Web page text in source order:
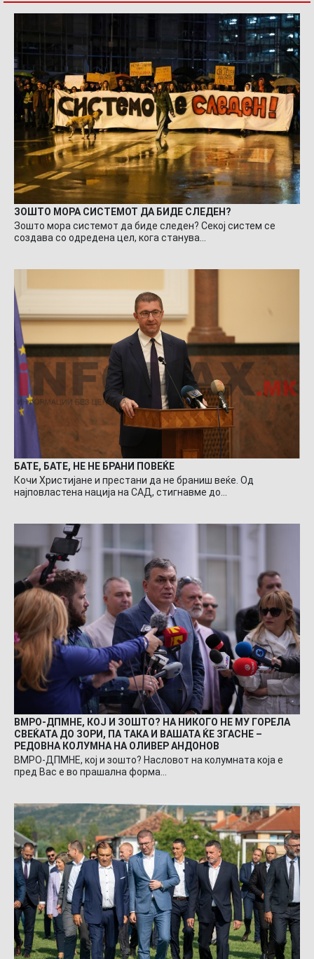
ЗОШТО МОРА СИСТЕМОТ ДА БИДЕ СЛЕДЕН?
Зошто мора системот да биде следен? Секој систем се
создава со одредена цел, кога станува…
БАТЕ, БАТЕ, НЕ НЕ БРАНИ ПОВЕЌЕ
Кочи Христијане и престани да не браниш веќе. Од
најповластена нација на САД, стигнавме до…
ВМРО-ДПМНЕ, КОЈ И ЗОШТО? НА НИКОГО НЕ МУ ГОРЕЛА
СВЕЌАТА ДО ЗОРИ, ПА ТАКА И ВАШАТА ЌЕ ЗГАСНЕ –
РЕДОВНА КОЛУМНА НА ОЛИВЕР АНДОНОВ
ВМРО-ДПМНЕ, кој и зошто? Насловот на колумната која е
пред Вас е во прашална форма…